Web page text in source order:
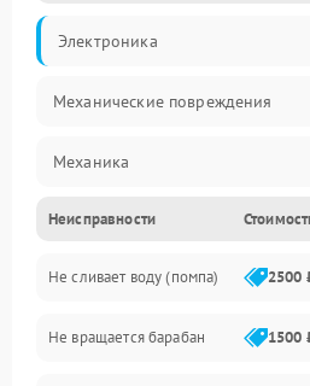
Электроника
Механические повреждения
Механика
Электропитание
Водоснабжение
Слив
Неисправности
Не сливает воду (помпа) 2500
Не вращается барабан 1500